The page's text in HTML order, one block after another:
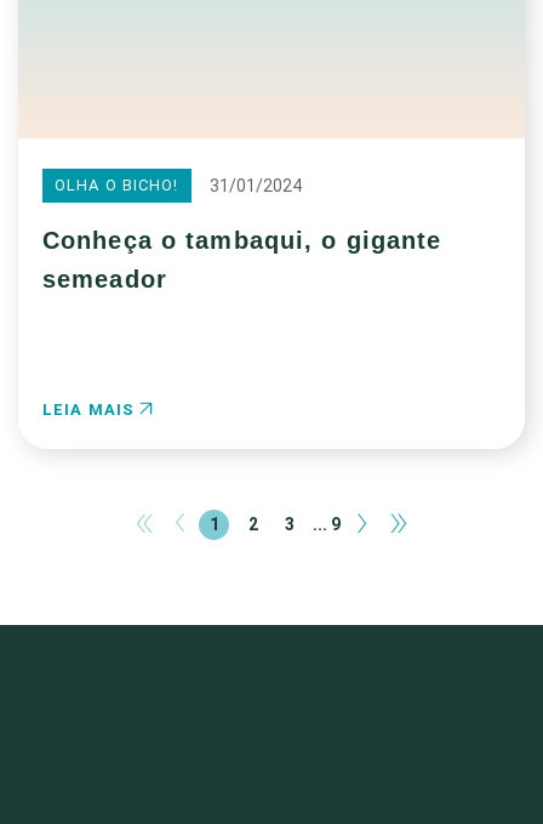
OLHA O BICHO! 31/01/2024
Conheça o tambaqui, o gigante
semeador
LEIA MAIS
« ‹ 1 2 3 ... 9 › »